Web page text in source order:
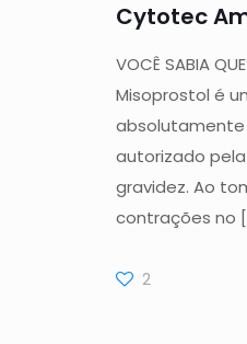
Cytotec
VOCÊ SABIA
Misoprostol é
absolutamente
autorizado
gravidez. Ao
contrações no
2